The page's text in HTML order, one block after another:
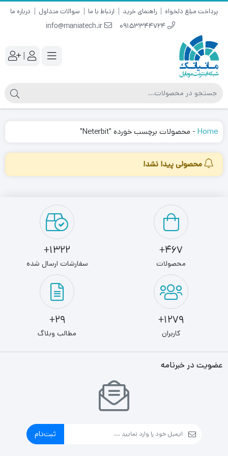
پرداخت مبلغ دلخواه راهنمای خرید ارتباط با ما سوالات متداول درباره ما
09153344724
info@maniatech.ir
|
Home
- محصولات برچسب خورده "Neterbit"
محصولی پیدا نشد!
467+
محصولات
1322+
سفارشات ارسال شده
1279+
کاربران
29+
مطالب وبلاگ
عضویت در خبرنامه
ثبت‌نام